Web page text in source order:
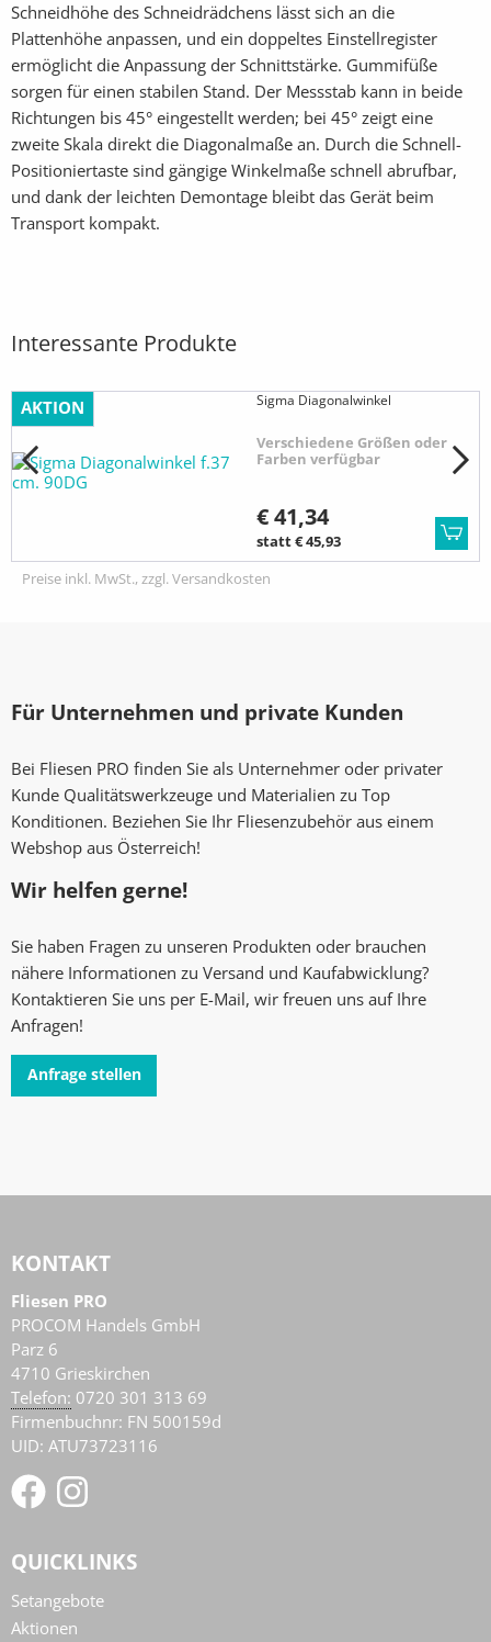
Schneidhöhe des Schneidrädchens lässt sich an die
Plattenhöhe anpassen, und ein doppeltes Einstellregister
ermöglicht die Anpassung der Schnittstärke. Gummifüße
sorgen für einen stabilen Stand. Der Messstab kann in beide
Richtungen bis 45° eingestellt werden; bei 45° zeigt eine
zweite Skala direkt die Diagonalmaße an. Durch die Schnell-
Positioniertaste sind gängige Winkelmaße schnell abrufbar,
und dank der leichten Demontage bleibt das Gerät beim
Transport kompakt.
Interessante Produkte
AKTION Sigma Diagonalwinkel
Verschiedene Größen oder
Farben verfügbar
€ 41,34
statt € 45,93
Preise inkl. MwSt., zzgl. Versandkosten
Für Unternehmen und private Kunden
Bei Fliesen PRO finden Sie als Unternehmer oder privater
Kunde Qualitätswerkzeuge und Materialien zu Top
Konditionen. Beziehen Sie Ihr Fliesenzubehör aus einem
Webshop aus Österreich!
Wir helfen gerne!
Sie haben Fragen zu unseren Produkten oder brauchen
nähere Informationen zu Versand und Kaufabwicklung?
Kontaktieren Sie uns per E-Mail, wir freuen uns auf Ihre
Anfragen!
Anfrage stellen
KONTAKT
Fliesen PRO
PROCOM Handels GmbH
Parz 6
4710 Grieskirchen
AT
Telefon: 0720 301 313 69
Firmenbuchnr: FN 500159d
UID: ATU73723116
QUICKLINKS
Setangebote
Aktionen